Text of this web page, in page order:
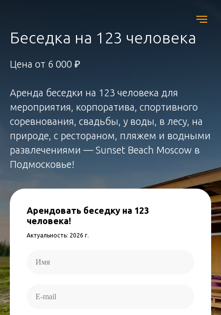
Беседка на 123 человека
Цена от 6 000 ₽
Аренда беседки на 123 человека для
мероприятия, корпоратива, спортивного
соревнования, свадьбы, у воды, в лесу, на
природе, с рестораном, пляжем и водными
развлечениями — Sunset Beach Moscow в
Подмосковье!
Арендовать беседку на 123
человека!
Актуальность: 2026 г.